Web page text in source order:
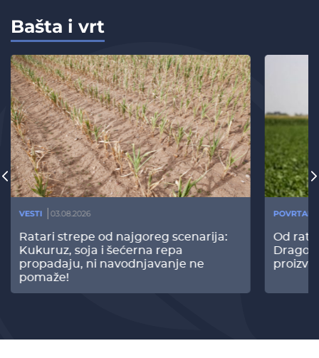
Bašta i vrt
VESTI 03.08.2026
Ratari strepe od najgoreg scenarija:
Kukuruz, soja i šećerna repa
propadaju, ni navodnjavanje ne
pomaže!
Od